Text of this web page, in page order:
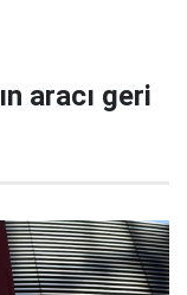
aracı geri